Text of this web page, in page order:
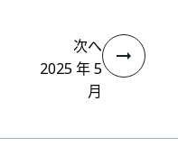
次へ
2025 年 5
月